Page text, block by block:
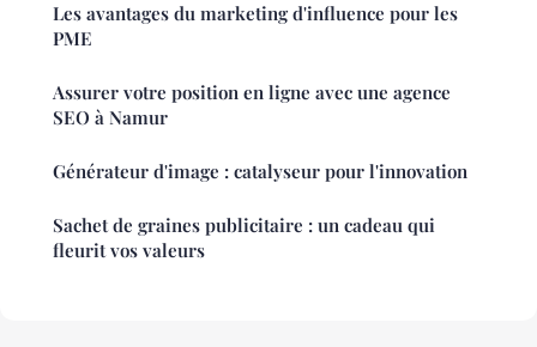
Les avantages du marketing d'influence pour les
PME
Assurer votre position en ligne avec une agence
SEO à Namur
Générateur d'image : catalyseur pour l'innovation
Sachet de graines publicitaire : un cadeau qui
fleurit vos valeurs